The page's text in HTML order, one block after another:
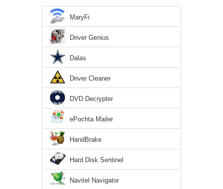
MaryFi
Driver Genius
Dalas
Driver Cleaner
DVD Decrypter
ePochta Mailer
HandBrake
Hard Disk Sentinel
Navitel Navigator